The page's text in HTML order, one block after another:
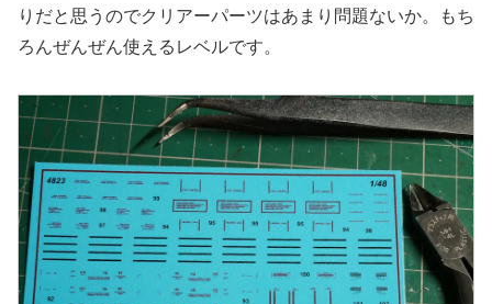
りだと思うのでクリアーパーツはあまり問題ないか。もち
ろんぜんぜん使えるレベルです。